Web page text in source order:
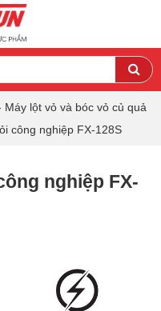
Máy lột vỏ và bóc vỏ củ quả
công nghiệp FX-128S
nghiệp FX-